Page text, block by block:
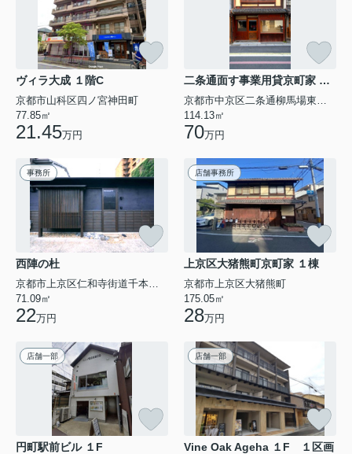
ヴィラ大成 １階C
京都市山科区四ノ宮神田町
77.85㎡
21.45万円
二条通面す事業用貸京町家 １棟
京都市中京区二条通柳馬場東入晴明町
114.13㎡
70万円
事務所
西陣の杜
京都市上京区仁和寺街道千本東入西富仲町
71.09㎡
22万円
店舗事務所
上京区大猪熊町京町家 １棟
京都市上京区大猪熊町
175.05㎡
28万円
店舗一部
円町駅前ビル １F
店舗一部
Vine Oak Ageha １F １区画